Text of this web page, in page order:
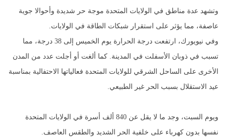
وتشهد عدة مناطق في الولايات المتحدة موجة حر شديدة وأحوالا جوية
عاصفة، مما يؤثر على استقرار شبكات الطاقة في الولايات.
وفي نيويورك، ارتفعت درجة الحرارة يوم الخميس إلى 38 درجة، مما
تسبب في ذوبان الأسفلت في المدينة. كما ألغت أو أجلت عدد من المدن
الأخرى على الساحل الشرقي للولايات المتحدة فعالياتها الاحتفالية بمناسبة
عيد الاستقلال بسبب الحر غير الطبيعي.
ويوم السبت، وجد ما لا يقل عن 840 ألف أسرة في الولايات المتحدة
نفسها بدون كهرباء على خلفية الحر الشديد والطقس العاصف.